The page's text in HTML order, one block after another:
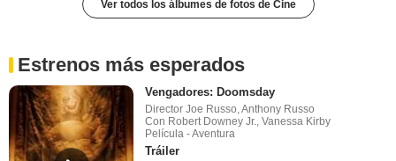
Ver todos los álbumes de fotos de Cine
Estrenos más esperados
Vengadores: Doomsday
Director Joe Russo, Anthony Russo
Con Robert Downey Jr., Vanessa Kirby
Película - Aventura
Tráiler